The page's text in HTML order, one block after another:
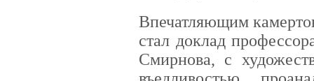
Впечатляющим
стал доклад
Смирнова, с